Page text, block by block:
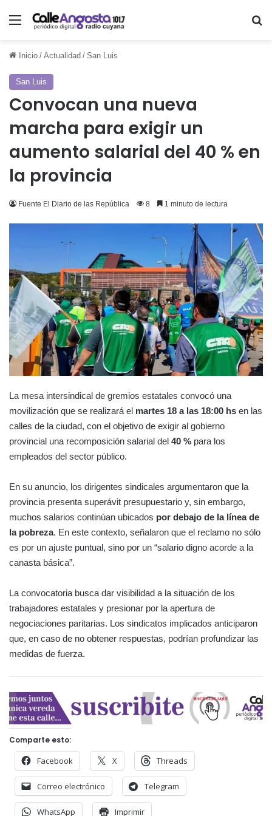
Menú
Inicio / Actualidad / San Luis
San Luis
Convocan una nueva
marcha para exigir un
aumento salarial del 40 % en
la provincia
Fuente El Diario de las República 8 1 minuto de lectura
La mesa intersindical de gremios estatales convocó una
movilización que se realizará el martes 18 a las 18:00 hs en las
calles de la ciudad, con el objetivo de exigir al gobierno
provincial una recomposición salarial del 40 % para los
empleados del sector público.
En su anuncio, los dirigentes sindicales argumentaron que la
provincia presenta superávit presupuestario y, sin embargo,
muchos salarios continúan ubicados por debajo de la línea de
la pobreza. En este contexto, señalaron que el reclamo no sólo
es por un ajuste puntual, sino por un “salario digno acorde a la
canasta básica”.
La convocatoria busca dar visibilidad a la situación de los
trabajadores estatales y presionar por la apertura de
negociaciones paritarias. Los sindicatos implicados anticiparon
que, en caso de no obtener respuestas, podrían profundizar las
medidas de fuerza.
Comparte esto:
Facebook X Threads
Correo electrónico Telegram
WhatsApp Imprimir